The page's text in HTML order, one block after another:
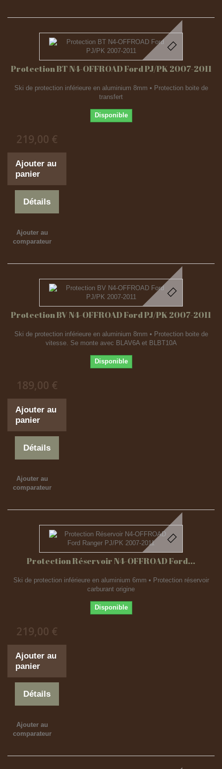
Protection BT N4-OFFROAD Ford PJ/PK 2007-2011
Ski de protection inférieure en aluminium 8mm • Protection boite de
transfert
Disponible
219,00 €
Ajouter au
panier
Détails
Ajouter au
comparateur
Protection BV N4-OFFROAD Ford PJ/PK 2007-2011
Ski de protection inférieure en aluminium 8mm • Protection boite de
vitesse. Se monte avec BLAV6A et BLBT10A
Disponible
189,00 €
Ajouter au
panier
Détails
Ajouter au
comparateur
Protection Réservoir N4-OFFROAD Ford...
Ski de protection inférieure en aluminium 6mm • Protection réservoir
carburant origine
Disponible
219,00 €
Ajouter au
panier
Détails
Ajouter au
comparateur